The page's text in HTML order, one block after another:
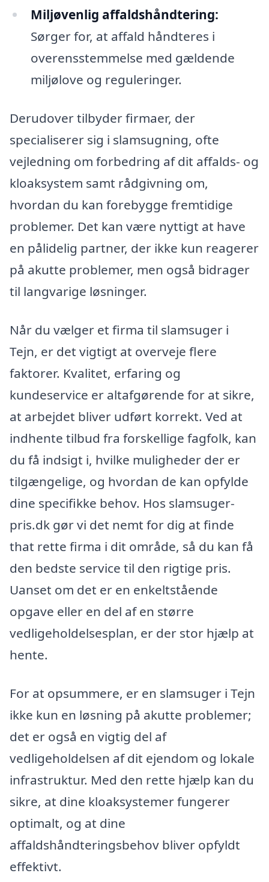
Miljøvenlig affaldshåndtering:
Sørger for, at affald håndteres i
overensstemmelse med gældende
miljølove og reguleringer.
Derudover tilbyder firmaer, der
specialiserer sig i slamsugning, ofte
vejledning om forbedring af dit affalds- og
kloaksystem samt rådgivning om,
hvordan du kan forebygge fremtidige
problemer. Det kan være nyttigt at have
en pålidelig partner, der ikke kun reagerer
på akutte problemer, men også bidrager
til langvarige løsninger.
Når du vælger et firma til slamsuger i
Tejn, er det vigtigt at overveje flere
faktorer. Kvalitet, erfaring og
kundeservice er altafgørende for at sikre,
at arbejdet bliver udført korrekt. Ved at
indhente tilbud fra forskellige fagfolk, kan
du få indsigt i, hvilke muligheder der er
tilgængelige, og hvordan de kan opfylde
dine specifikke behov. Hos slamsuger-
pris.dk gør vi det nemt for dig at finde
that rette firma i dit område, så du kan få
den bedste service til den rigtige pris.
Uanset om det er en enkeltstående
opgave eller en del af en større
vedligeholdelsesplan, er der stor hjælp at
hente.
For at opsummere, er en slamsuger i Tejn
ikke kun en løsning på akutte problemer;
det er også en vigtig del af
vedligeholdelsen af dit ejendom og lokale
infrastruktur. Med den rette hjælp kan du
sikre, at dine kloaksystemer fungerer
optimalt, og at dine
affaldshåndteringsbehov bliver opfyldt
effektivt.